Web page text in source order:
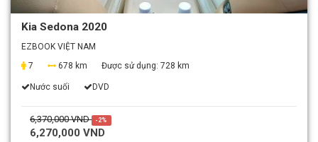
Kia Sedona 2020
EZBOOK VIỆT NAM
7
678 km Được sử dụng: 728 km
Nước suối DVD
6,370,000 VND -2%
6,270,000 VND